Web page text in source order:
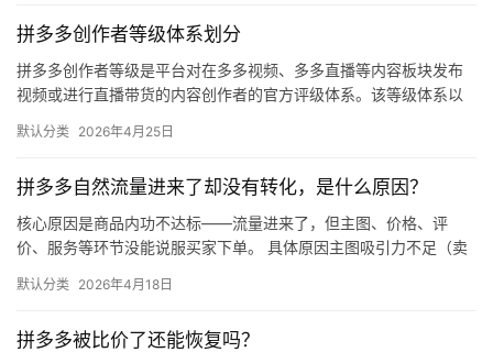
拼多多创作者等级体系划分
拼多多创作者等级是平台对在多多视频、多多直播等内容板块发布
视频或进行直播带货的内容创作者的官方评级体系。该等级体系以
同等级…
默认分类 2026年4月25日
拼多多自然流量进来了却没有转化，是什么原因？
核心原因是商品内功不达标——流量进来了，但主图、价格、评
价、服务等环节没能说服买家下单。 具体原因主图吸引力不足（卖
评少、…
默认分类 2026年4月18日
拼多多被比价了还能恢复吗？